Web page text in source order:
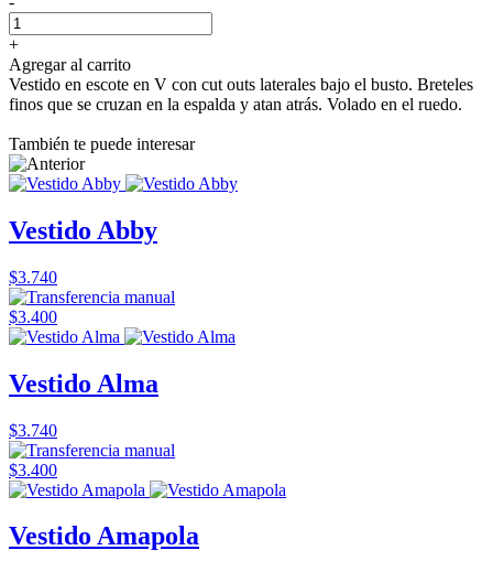
+
Agregar al carrito
Vestido en escote en V con cut outs laterales bajo el busto. Breteles
finos que se cruzan en la espalda y atan atrás. Volado en el ruedo.
También te puede interesar
Vestido Abby
$3.740
$3.400
Vestido Alma
$3.740
$3.400
Vestido Amapola